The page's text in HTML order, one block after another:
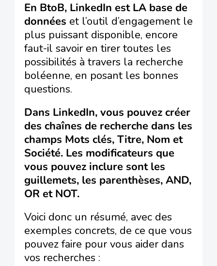
En BtoB, LinkedIn est LA base de
données et l’outil d’engagement le
plus puissant disponible, encore
faut-il savoir en tirer toutes les
possibilités à travers la recherche
boléenne, en posant les bonnes
questions.
Dans LinkedIn, vous pouvez créer
des chaînes de recherche dans les
champs Mots clés, Titre, Nom et
Société. Les modificateurs que
vous pouvez inclure sont les
guillemets, les parenthèses, AND,
OR et NOT.
Voici donc un résumé, avec des
exemples concrets, de ce que vous
pouvez faire pour vous aider dans
vos recherches :